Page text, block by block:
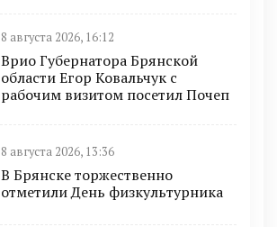
8 августа 2026, 16:12
Врио Губернатора Брянской
области Егор Ковальчук с
рабочим визитом посетил Почеп
8 августа 2026, 13:36
В Брянске торжественно
отметили День физкультурника